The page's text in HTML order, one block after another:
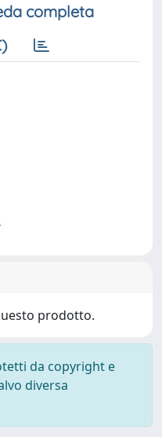
completa
prodotto.
da copyright e
diversa